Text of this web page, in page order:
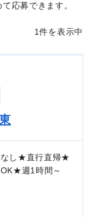
応募できます。
1件を表示中
なし★直行直帰★
週1時間～